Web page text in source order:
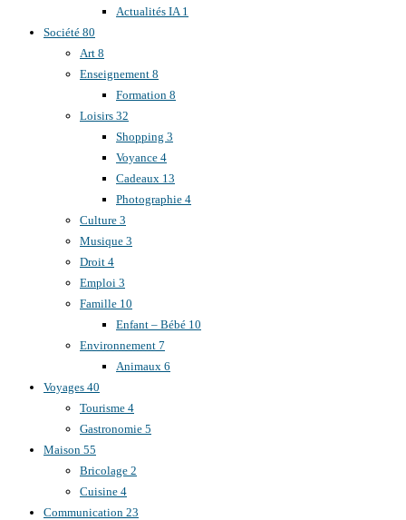
Actualités IA 1
Société 80
Art 8
Enseignement 8
Formation 8
Loisirs 32
Shopping 3
Voyance 4
Cadeaux 13
Photographie 4
Culture 3
Musique 3
Droit 4
Emploi 3
Famille 10
Enfant – Bébé 10
Environnement 7
Animaux 6
Voyages 40
Tourisme 4
Gastronomie 5
Maison 55
Bricolage 2
Cuisine 4
Communication 23